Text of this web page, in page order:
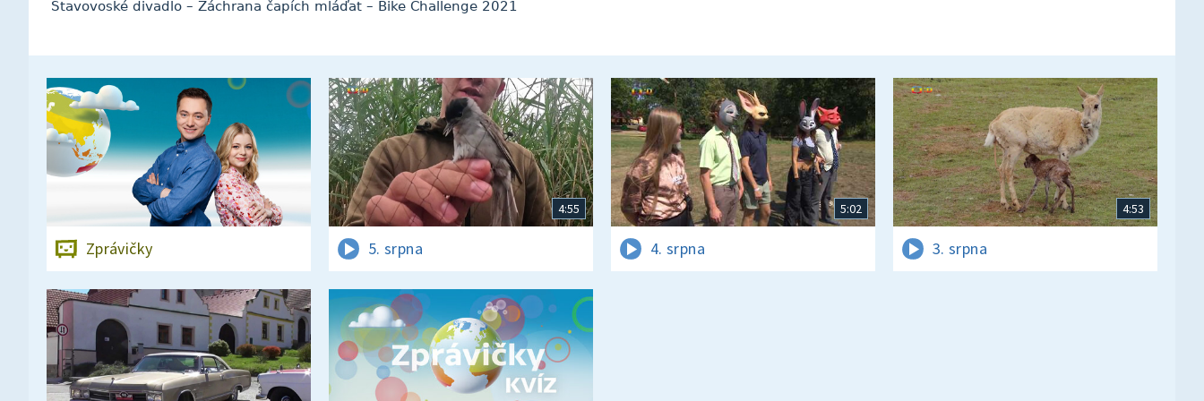
Stavovoské divadlo – Záchrana čapích mláďat – Bike Challenge 2021
Zprávičky
4:55
5. srpna
5:02
4. srpna
4:53
3. srpna